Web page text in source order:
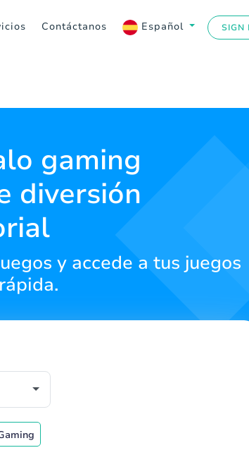
Contáctanos Español SIGN
gaming
diversión
y accede a tus juegos